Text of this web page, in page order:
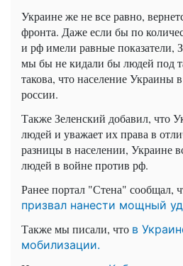
Украине же не все равно,
фронта. Даже если бы по
и рф имели равные показатели,
мы бы не кидали бы людей под
такова, что население Украины
россии.
Также Зеленский добавил, что
людей и уважает их права в
разницы в населении, Украине
людей в войне против рф.
Ранее портал "Стена" сообщал,
призвал нанести мощный
Также мы писали, что в
мобилизации.